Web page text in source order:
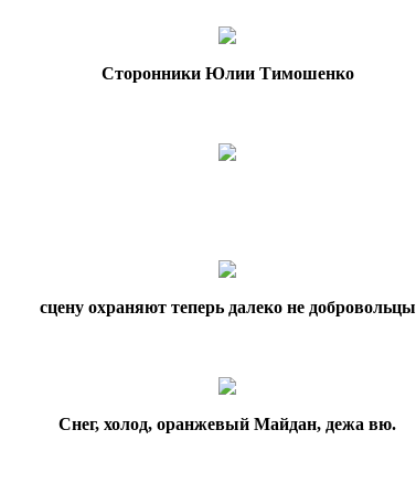
Сторонники Юлии Тимошенко
сцену охраняют теперь далеко не добровольцы
Снег, холод, оранжевый Майдан, дежа вю.